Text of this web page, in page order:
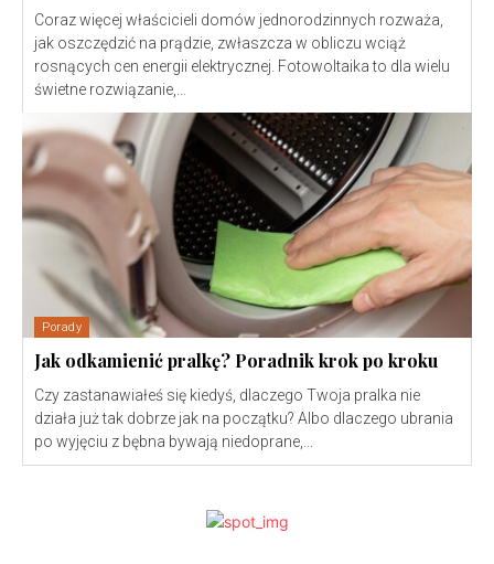
Coraz więcej właścicieli domów jednorodzinnych rozważa,
jak oszczędzić na prądzie, zwłaszcza w obliczu wciąż
rosnących cen energii elektrycznej. Fotowoltaika to dla wielu
świetne rozwiązanie,...
Porady
Jak odkamienić pralkę? Poradnik krok po kroku
Czy zastanawiałeś się kiedyś, dlaczego Twoja pralka nie
działa już tak dobrze jak na początku? Albo dlaczego ubrania
po wyjęciu z bębna bywają niedoprane,...